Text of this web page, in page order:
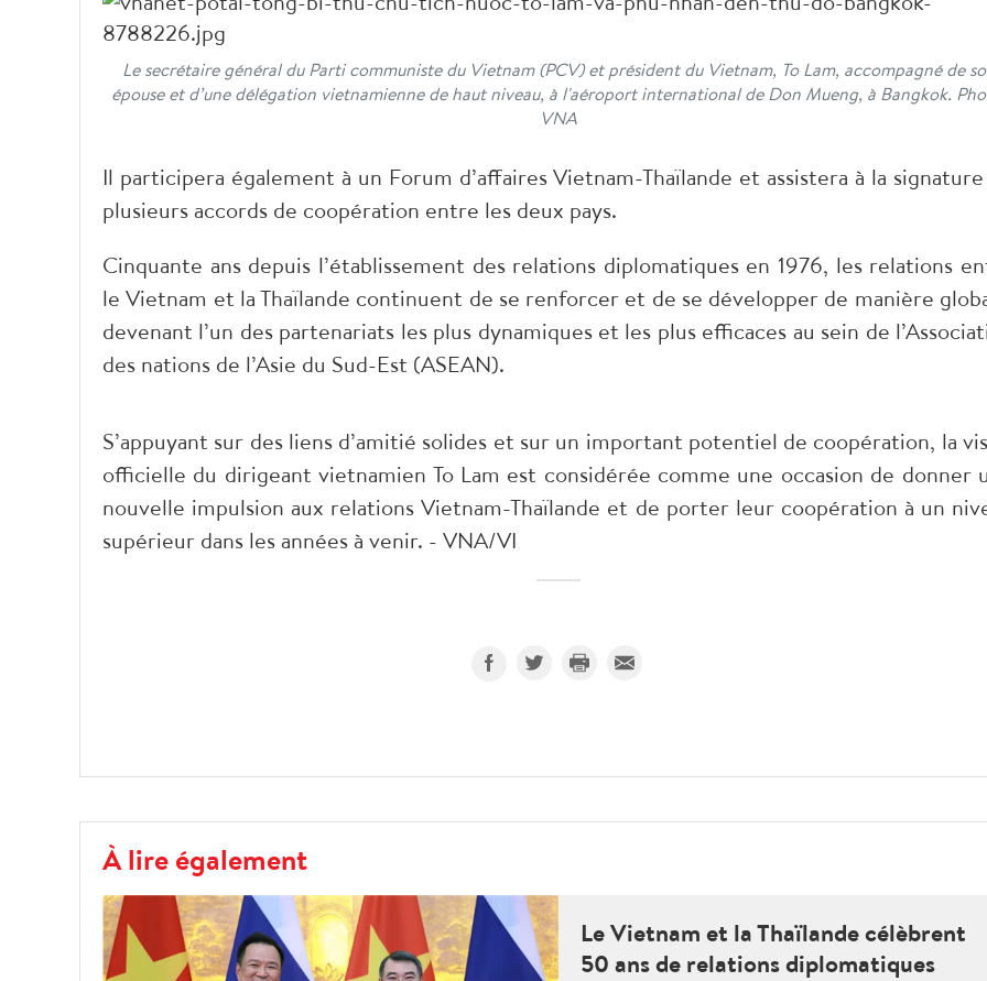
Le secrétaire général du Parti communiste du Vietnam (PCV) et président du Vietnam, To Lam, accompagné de
épouse et d’une délégation vietnamienne de haut niveau, à l'aéroport international de Don Mueng, à Bangkok.
VNA
Il participera également à un Forum d’affaires Vietnam-Thaïlande et assistera à la
plusieurs accords de coopération entre les deux pays.
Cinquante ans depuis l’établissement des relations diplomatiques en 1976, les relations
le Vietnam et la Thaïlande continuent de se renforcer et de se développer de manière
devenant l’un des partenariats les plus dynamiques et les plus efficaces au sein de
des nations de l’Asie du Sud-Est (ASEAN).
S’appuyant sur des liens d’amitié solides et sur un important potentiel de coopération, la
officielle du dirigeant vietnamien To Lam est considérée comme une occasion de donner
nouvelle impulsion aux relations Vietnam-Thaïlande et de porter leur coopération à un
supérieur dans les années à venir. - VNA/VI
À lire également
Le Vietnam et la Thaïlande célèbrent
50 ans de relations diplomatiques